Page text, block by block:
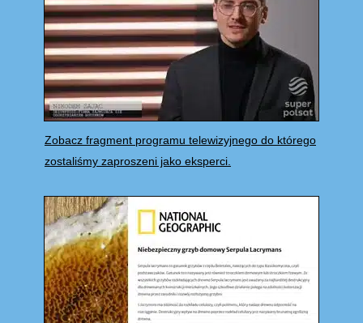
Zobacz fragment programu telewizyjnego do którego
zostaliśmy zaproszeni jako eksperci.